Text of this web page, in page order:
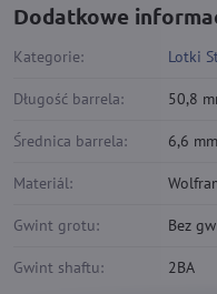
Dodatkowe
Kategorie: Lotki
Długość barrela: 50,8
Średnica barrela: 6,6 mm
Materiál:
Gwint grotu: Bez
Gwint shaftu: 2BA